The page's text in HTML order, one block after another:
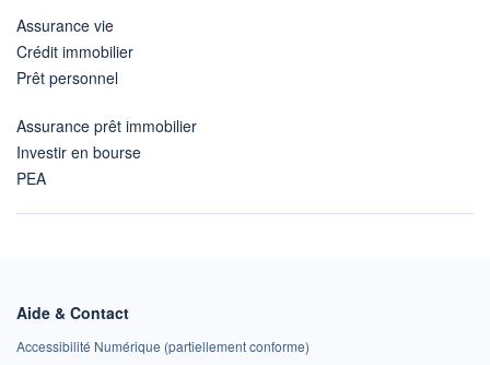
Assurance vie
Crédit immobilier
Prêt personnel
Assurance prêt immobilier
Investir en bourse
PEA
Aide & Contact
Accessibilité Numérique (partiellement conforme)